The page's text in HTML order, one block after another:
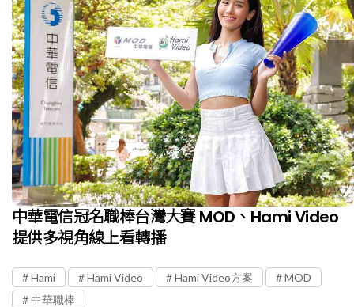
中華電信冠名職棒台灣大賽 MOD、Hami Video
提供多視角線上看轉播
Hami Hami Video Hami Video方案
MOD
中華職棒